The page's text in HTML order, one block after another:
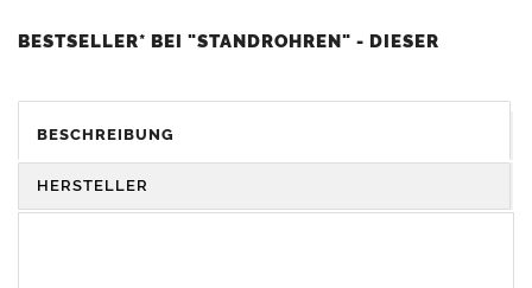
BESTSELLER* BEI "STANDROHREN" - DIESER
KUNDENZUFRIEDENHEIT UND SEHR GUTES PREIS-
BESCHREIBUNG
HERSTELLER